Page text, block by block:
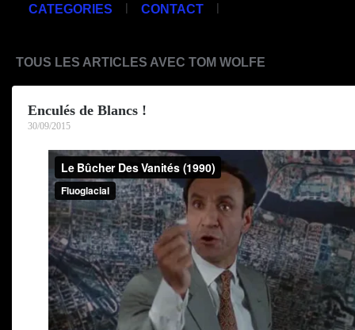
CATEGORIES | CONTACT |
TOUS LES ARTICLES AVEC TOM WOLFE
Enculés de Blancs !
30/09/2015